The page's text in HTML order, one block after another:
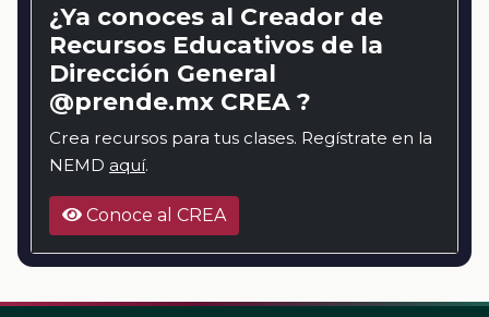
¿Ya conoces al Creador de
Recursos Educativos de la
Dirección General
@prende.mx CREA ?
Crea recursos para tus clases. Regístrate en la
NEMD aquí.
Conoce al CREA